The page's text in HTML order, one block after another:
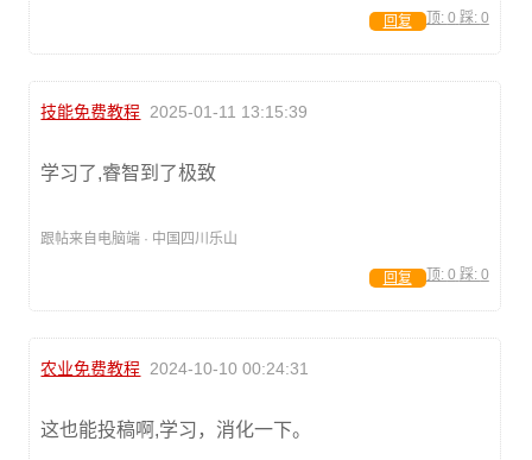
顶: 0 踩: 0
回复
技能免费教程 2025-01-11 13:15:39
学习了,睿智到了极致
跟帖来自电脑端 · 中国四川乐山
顶: 0 踩: 0
回复
农业免费教程 2024-10-10 00:24:31
这也能投稿啊,学习，消化一下。